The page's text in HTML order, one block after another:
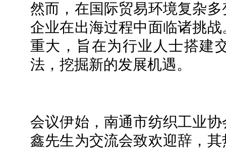
然而，在国际贸易环境复杂
企业在出海过程中面临诸挑
重大，旨在为行业人士搭建
法，挖掘新的发展机遇。
会议伊始，南通市纺织工业
鑫先生为交流会致欢迎辞，